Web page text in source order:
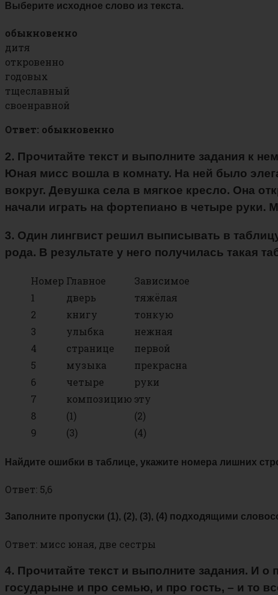
Выберите исходное слово из текста.
обыкновенно
дитя
откровенно
годовых
тщеславный
своенравной
Ответ: обыкновенно
2. Прочитайте текст и выполните задания к
Юная мисс вошла в комнату. На ней было
вокруг. Девушка села в мягкое кресло. Она
начали играть на фортепиано в четыре
3. Один лингвист решил выписывать в
рода. В результате у него получилась такая
Номер Главное
Зависимое
1
дверь
тяжёлая
2
книгу
тонкую
3
улыбка
нежная
4
странице
первой
5
музыка
прекрасна
6
четыре
руки
7
композицию эту
8
(1)
(2)
9
(3) (4)
Найдите ошибки в таблице, укажите номера лишних
Ответ: 5,6
Заполните пропуски (1), (2), (3), (4) подходящими
Ответ: мисс юная, две сестры
4. Прочитайте текст и выполните задания. И о
государыне и про семью, и про гость, – и то